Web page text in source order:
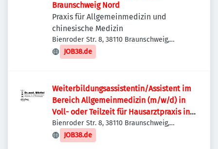
Braunschweig Nord
Praxis für Allgemeinmedizin und
chinesische Medizin
Bienroder Str. 8, 38110 Braunschweig,
Deutschland
JOB38.de
Weiterbildungsassistentin/Assistent im
Bereich Allgemeinmedizin (m/w/d) in
Voll- oder Teilzeit für Hausarztpraxis in
Braunschweig Nord
Bienroder Str. 8, 38110 Braunschweig,
Deutschland
JOB38.de